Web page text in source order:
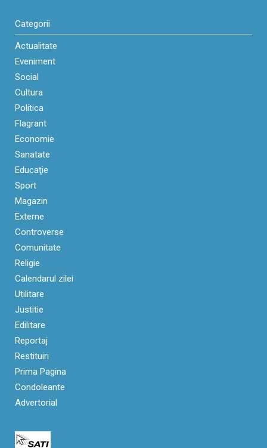
Categorii
Actualitate
Eveniment
Social
Cultura
Politica
Flagrant
Economie
Sanatate
Educaţie
Sport
Magazin
Externe
Controverse
Comunitate
Religie
Calendarul zilei
Utilitare
Justitie
Edilitare
Reportaj
Restituiri
Prima Pagina
Condoleante
Advertorial